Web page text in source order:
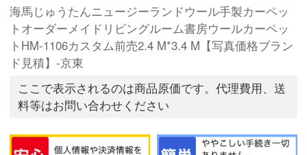
海馬じゅうたんニュージーランドウール手製カーペッ
トオーダーメイドリビングルーム書房ウールカーペッ
トHM-1106カスタム前売2.4 M*3.4 M【写真価格ブラン
ド見積】-京東
ここで表示されるのは商品原価です。代理費用、送
料等はお問い合わせください